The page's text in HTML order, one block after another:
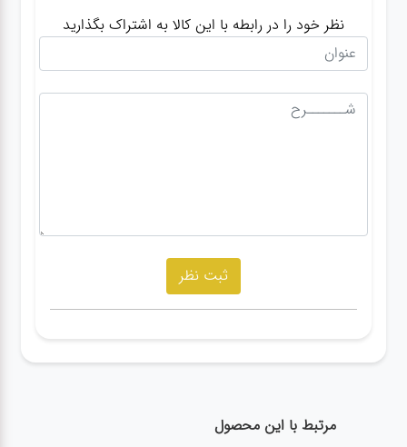
نظر خود را در رابطه با این کالا به اشتراک بگذارید
مرتبط با این محصول